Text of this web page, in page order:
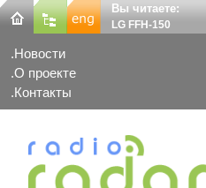
Вы читаете:
LG FFH-150
Новости
О проекте
Контакты